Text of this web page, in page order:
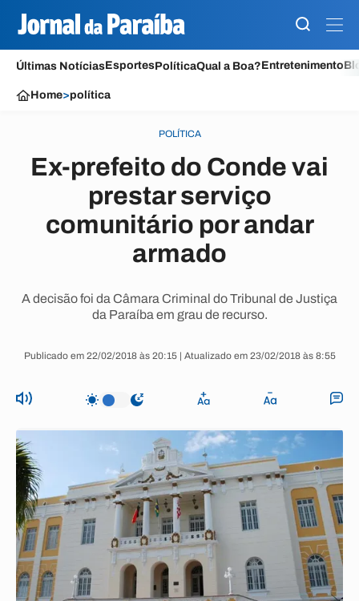
Últimas NotíciasEsportesPolíticaQual a Boa?Entretenimento
Home>política
POLÍTICA
Ex-prefeito do Conde vai
prestar serviço
comunitário por andar
armado
A decisão foi da Câmara Criminal do Tribunal de Justiça
da Paraíba em grau de recurso.
Publicado em 22/02/2018 às 20:15 | Atualizado em 23/02/2018 às 8:55